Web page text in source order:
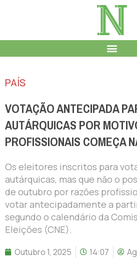
PAÍS
VOTAÇÃO ANTECIPADA
AUTÁRQUICAS POR
PROFISSIONAIS COMEÇA
Os eleitores inscritos para
autárquicas, mas que não o
de outubro por razões
votar antecipadamente a
segundo o calendário da
Eleições (CNE).
Outubro 1, 2025 14:07